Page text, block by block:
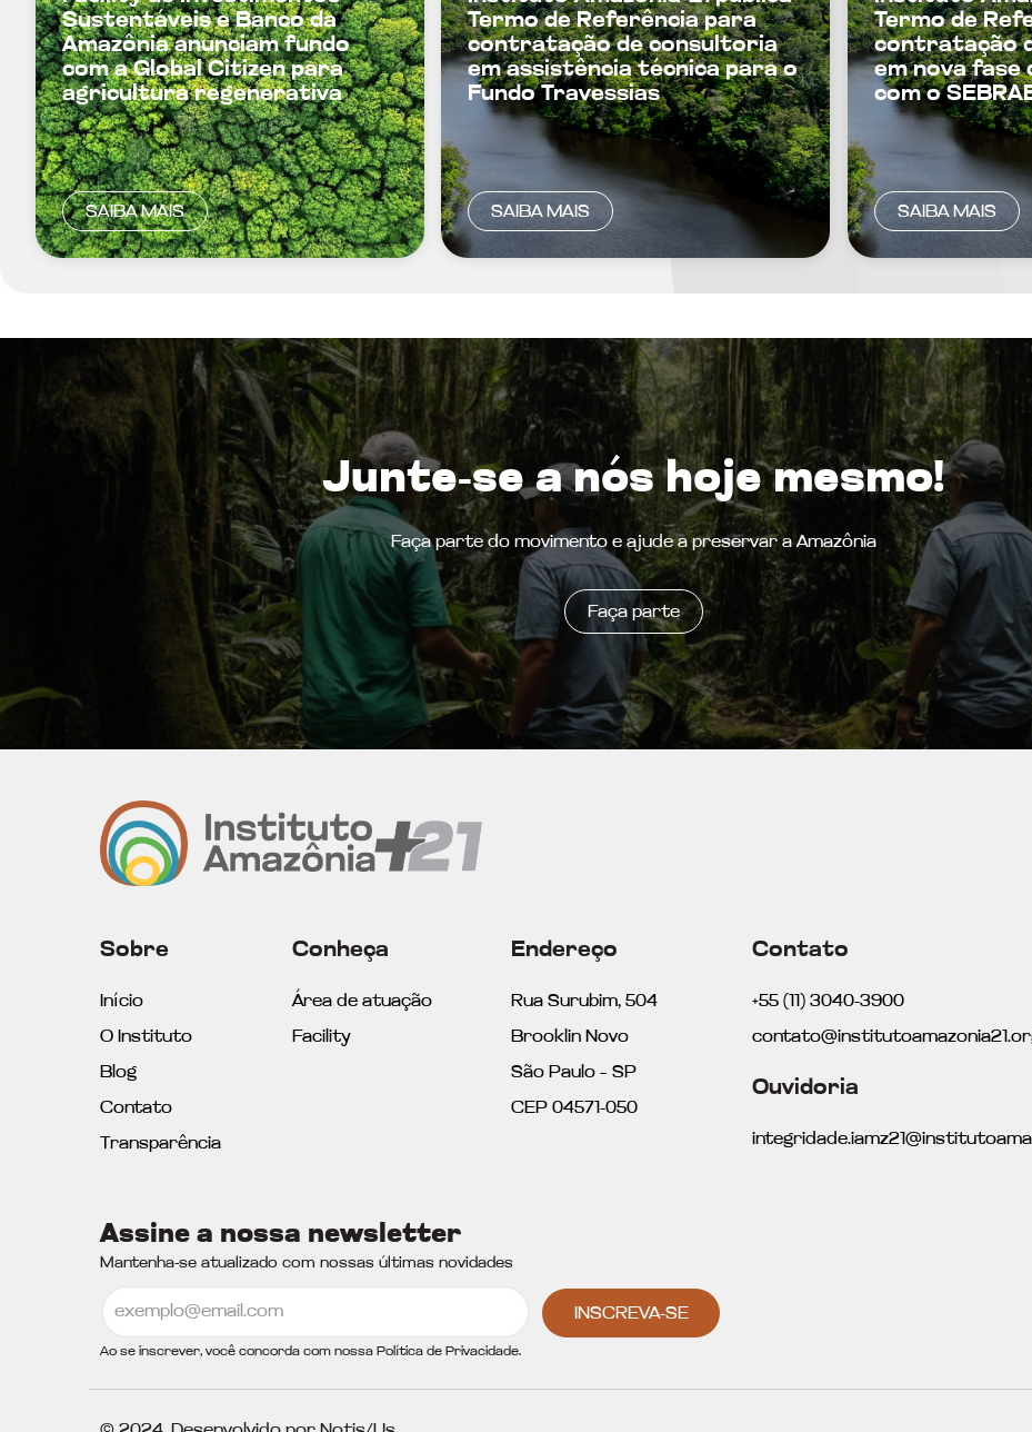
Sustentáveis e Banco da
Amazônia anunciam fundo
com a Global Citizen para
agricultura regenerativa
SAIBA MAIS
Termo de Referência para
contratação de consultoria
em assistência técnica para o
Fundo Travessias
SAIBA MAIS
Termo de
contratação
em nova fase
com o
SAIBA MAIS
Junte-se a nós hoje mesmo!
Faça parte do movimento e ajude a preservar a Amazônia
Faça parte
Sobre
Início
O Instituto
Blog
Contato
Transparência
Conheça
Área de atuação
Facility
Endereço
Rua Surubim, 504
Brooklin Novo
São Paulo – SP
CEP 04571-050
Contato
+55 (11) 3040-3900
Ouvidoria
Assine a nossa newsletter
Mantenha-se atualizado com nossas últimas novidades
INSCREVA-SE
Ao se inscrever, você concorda com nossa Política de Privacidade.